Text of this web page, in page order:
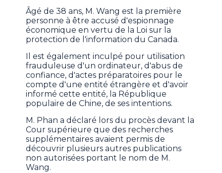
Âgé de 38 ans, M. Wang est la première
personne à être accusé d'espionnage
économique en vertu de la Loi sur la
protection de l'information du Canada.
Il est également inculpé pour utilisation
frauduleuse d'un ordinateur, d'abus de
confiance, d'actes préparatoires pour le
compte d'une entité étrangère et d'avoir
informé cette entité, la République
populaire de Chine, de ses intentions.
M. Phan a déclaré lors du procès devant la
Cour supérieure que des recherches
supplémentaires avaient permis de
découvrir plusieurs autres publications
non autorisées portant le nom de M.
Wang.